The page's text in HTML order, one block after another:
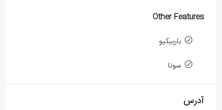
Other Features
باربیکیو
سونا
آدرس